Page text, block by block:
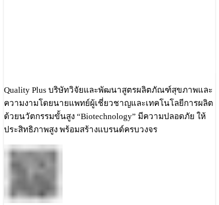
Quality Plus บริษัทวิจัยและพัฒนาสูตรผลิตภัณฑ์สุขภาพและ
ความงามโดยนายแพทย์ผู้เชี่ยวชาญและเทคโนโลยีการผลิต
ด้วยนวัตกรรมขั้นสูง “Biotechnology” มีความปลอดภัย ให้
ประสิทธิภาพสูง พร้อมสร้างแบรนด์ครบวงจร